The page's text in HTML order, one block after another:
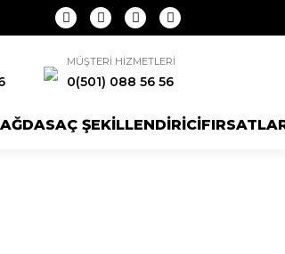
MÜŞTERİ HİZMETLERİ
0(501) 088 56 56
AĞDASAÇ ŞEKİLLENDİRİCİ